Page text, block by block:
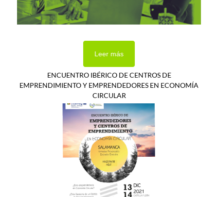
Leer más
ENCUENTRO IBÉRICO DE CENTROS DE
EMPRENDIMIENTO Y EMPRENDEDORES EN ECONOMÍA
CIRCULAR